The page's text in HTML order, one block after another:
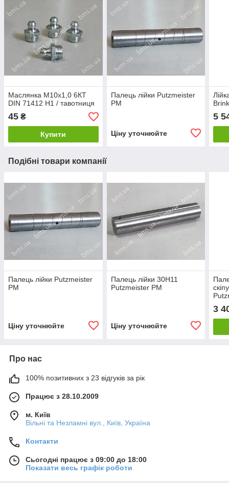
Маслянка М10х1,0 6КТ
DIN 71412 Н1 / тавотниця
45 ₴
Купити
Палець лійки Putzmeister
РМ
Ціну уточнюйте
5
Подібні товари компанії
Палець лійки Putzmeister
РМ
Ціну уточнюйте
Палець лійки 30H11
Putzmeister PM
Ціну уточнюйте
3
Про нас
100% позитивних з 23 відгуків за рік
Працює з 28.10.2009
м. Київ
Вільні та Незламні вул., Київ, Україна
Контакти
Сьогодні працює з 09:00 до 18:00
Показати весь графік роботи